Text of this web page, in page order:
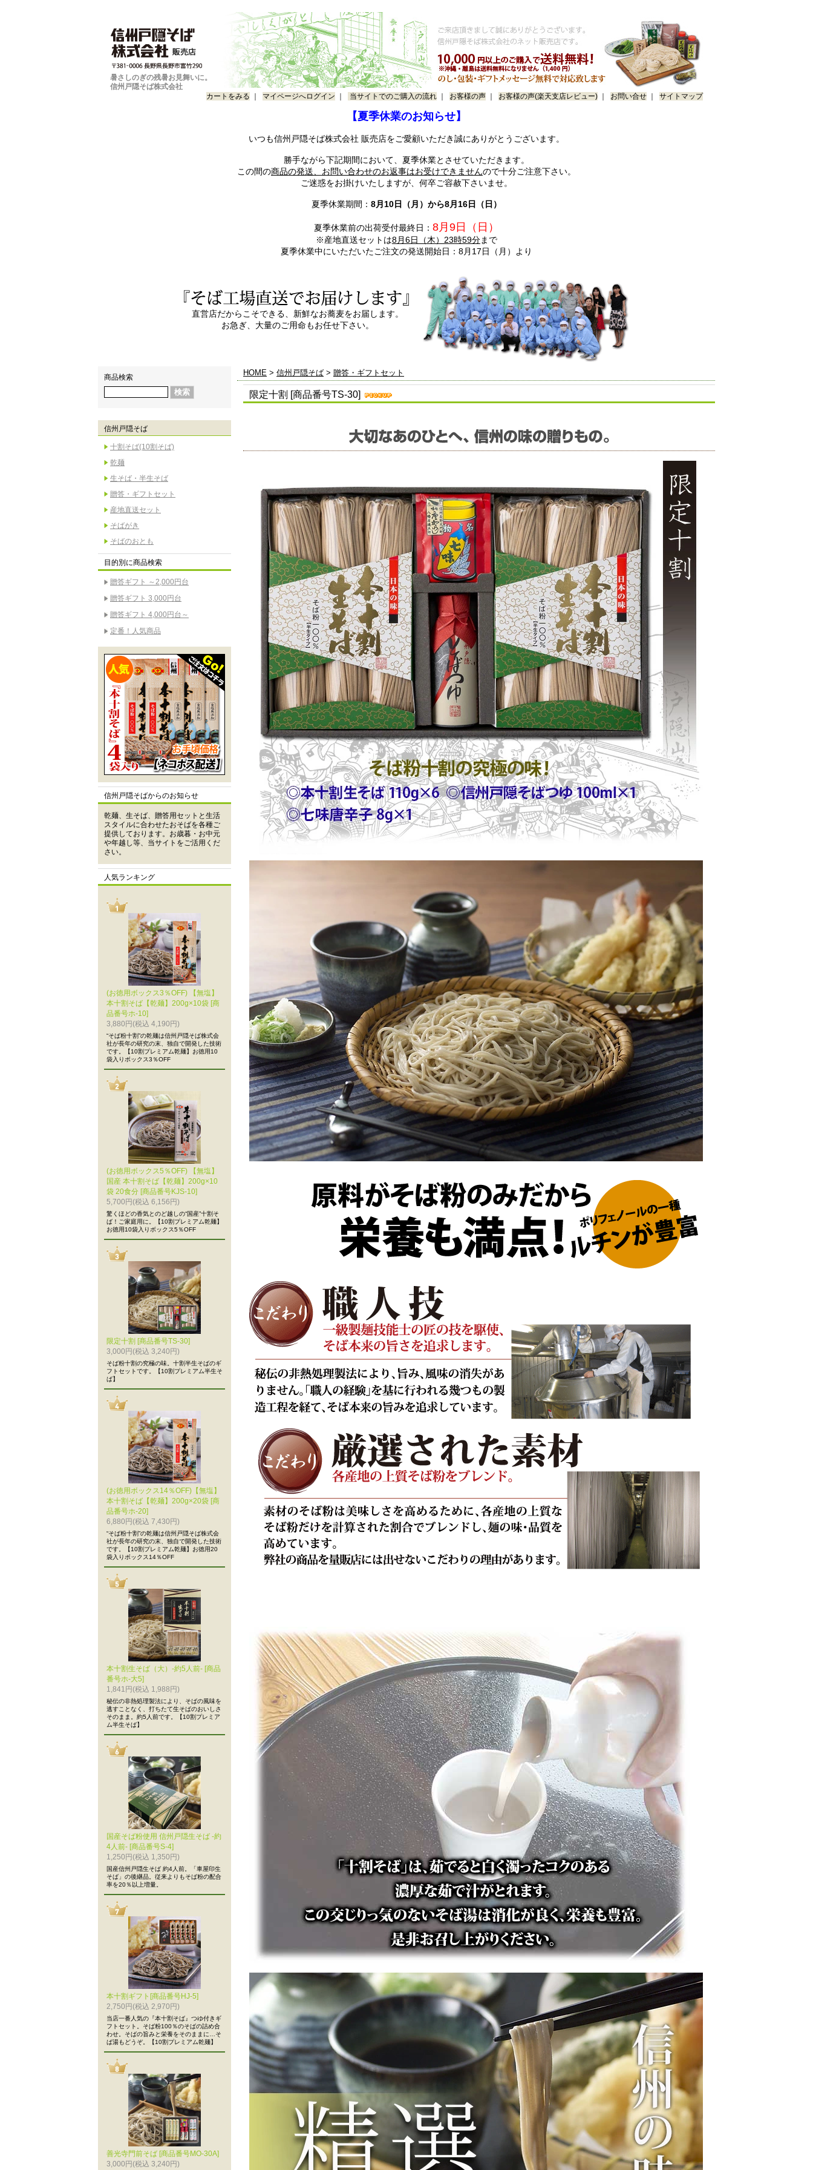
暑さしのぎの残暑お見舞いに。
信州戸隠そば株式会社
カートをみる
マイページへログイン 当サイトでのご購入の流れ お客様の声 お客様の声(楽天支店レビュー) お問い合せ サイトマップ
【夏季休業のお知らせ】
いつも信州戸隠そば株式会社 販売店をご愛顧いただき誠にありがとうございます。
勝手ながら下記期間において、夏季休業とさせていただきます。
この間の商品の発送、お問い合わせのお返事はお受けできませんので十分ご注意下さい。
ご迷惑をお掛けいたしますが、何卒ご容赦下さいませ。
夏季休業期間： 8月10日（月）から8月16日（日）
夏季休業前の出荷受付最終日： 8月9日（日）
※産地直送セットは8月6日（木）23時59分まで
夏季休業中にいただいたご注文の発送開始日：8月17日（月）より
直営店だからこそできる、新鮮なお蕎麦をお届します。
お急ぎ、大量のご用命もお任せ下さい。
商品検索
信州戸隠そば
十割そば(10割そば)
乾麺
生そば・半生そば
贈答・ギフトセット
産地直送セット
そばがき
そばのおとも
目的別に商品検索
贈答ギフト ～2,000円台
贈答ギフト 3,000円台
贈答ギフト 4,000円台～
定番！人気商品
信州戸隠そばからのお知らせ
乾麺、生そば、贈答用セットと生活
スタイルに合わせたおそばを各種ご
提供しております。お歳暮・お中元
や年越し等、当サイトをご活用くだ
さい。
人気ランキング
(お徳用ボックス3％OFF) 【無塩】
本十割そば【乾麺】200g×10袋 [商
品番号ホ-10]
3,880円(税込 4,190円)
“そば粉十割”の乾麺は信州戸隠そば株式会
社が長年の研究の末、独自で開発した技術
です。【10割プレミアム乾麺】お徳用10
袋入りボックス3％OFF
(お徳用ボックス5％OFF) 【無塩】
国産 本十割そば【乾麺】200g×10
袋 20食分 [商品番号KJS-10]
5,700円(税込 6,156円)
驚くほどの香気とのど越しの“国産”十割そ
ば！ご家庭用に。【10割プレミアム乾麺】
お徳用10袋入りボックス5％OFF
限定十割 [商品番号TS-30]
3,000円(税込 3,240円)
そば粉十割の究極の味。十割半生そばのギ
フトセットです。【10割プレミアム半生そ
ば】
(お徳用ボックス14％OFF)【無塩】
本十割そば【乾麺】200g×20袋 [商
品番号ホ-20]
6,880円(税込 7,430円)
“そば粉十割”の乾麺は信州戸隠そば株式会
社が長年の研究の末、独自で開発した技術
です。【10割プレミアム乾麺】お徳用20
袋入りボックス14％OFF
本十割生そば（大）-約5人前- [商品
番号ホ-大5]
1,841円(税込 1,988円)
秘伝の非熱処理製法により、そばの風味を
逃すことなく、打ちたて生そばのおいしさ
そのまま。約5人前です。【10割プレミア
ム半生そば】
国産そば粉使用 信州戸隠生そば -約
4人前- [商品番号S-4]
1,250円(税込 1,350円)
国産信州戸隠生そば 約4人前。「車屋印生
そば」の後継品。従来よりもそば粉の配合
率を20％以上増量。
本十割ギフト[商品番号HJ-5]
2,750円(税込 2,970円)
当店一番人気の『本十割そば』つゆ付きギ
フトセット。そば粉100％のそばの詰め合
わせ。そばの旨みと栄養をそのままに…そ
ば湯もどうぞ。【10割プレミアム乾麺】
善光寺門前そば [商品番号MO-30A]
3,000円(税込 3,240円)
HOME > 信州戸隠そば > 贈答・ギフトセット
限定十割 [商品番号TS-30]